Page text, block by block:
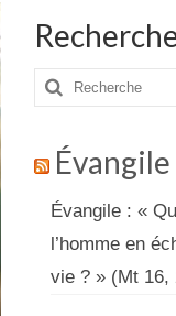
Rechercher
:
Évangile : «
l’homme en
vie ? » (Mt 16,